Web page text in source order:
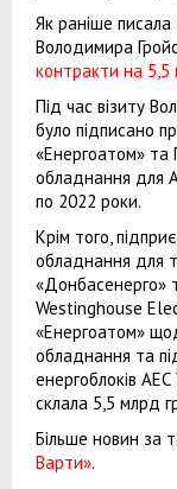
Як раніше писала
Володимира
контракти на 5,5
Під час візиту
було підписано
«Енергоатом»
обладнання для
по 2022 роки.
Крім того,
обладнання для
«Донбасенерго»
Westinghouse
«Енергоатом»
обладнання та
енергоблоків
склала 5,5 млрд
Більше новин за
Варти».